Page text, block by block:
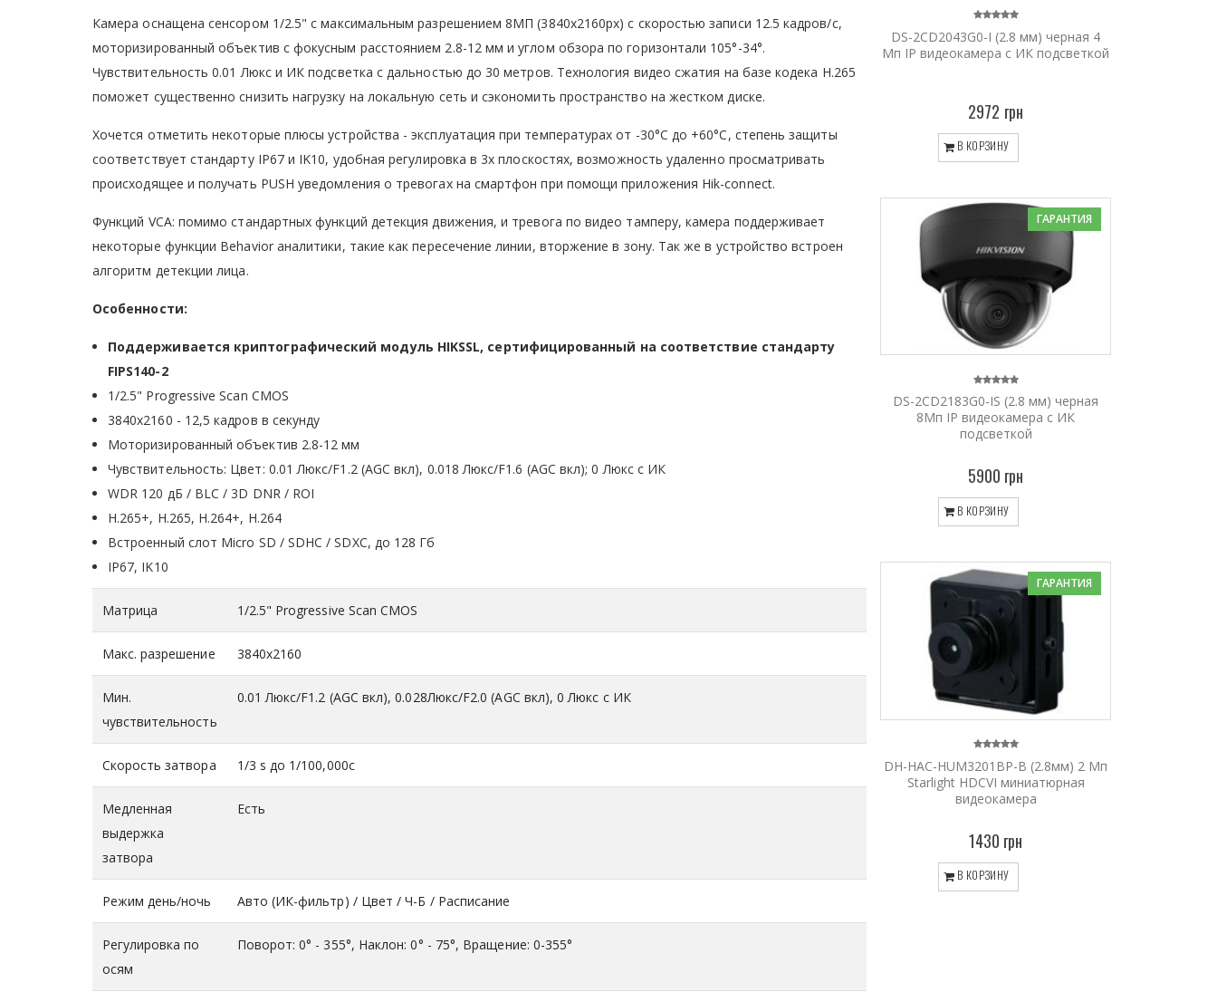
Камера оснащена сенсором 1/2.5" с максимальным разрешением 8МП (3840x2160px) с скоростью записи 12.5 кадров/с,
моторизированный объектив с фокусным расстоянием 2.8-12 мм и углом обзора по горизонтали 105°-34°.
Чувствительность 0.01 Люкс и ИК подсветка с дальностью до 30 метров. Технология видео сжатия на базе кодека Н.265
поможет существенно снизить нагрузку на локальную сеть и сэкономить пространство на жестком диске.
Хочется отметить некоторые плюсы устройства - эксплуатация при температурах от -30°C до +60°C, степень защиты
соответствует стандарту IP67 и IK10, удобная регулировка в 3х плоскостях, возможность удаленно просматривать
происходящее и получать PUSH уведомления о тревогах на смартфон при помощи приложения Hik-connect.
Функций VCA: помимо стандартных функций детекция движения, и тревога по видео тамперу, камера поддерживает
некоторые функции Behavior аналитики, такие как пересечение линии, вторжение в зону. Так же в устройство встроен
алгоритм детекции лица.
Особенности:
Поддерживается криптографический модуль HIKSSL, сертифицированный на соответствие стандарту
FIPS140-2
1/2.5" Progressive Scan CMOS
3840х2160 - 12,5 кадров в секунду
Моторизированный объектив 2.8-12 мм
Чувствительность: Цвет: 0.01 Люкс/F1.2 (AGC вкл), 0.018 Люкс/F1.6 (AGC вкл); 0 Люкс с ИК
WDR 120 дБ / BLC / 3D DNR / ROI
H.265+, H.265, H.264+, H.264
Встроенный слот Micro SD / SDHC / SDXC, до 128 Гб
IP67, IK10
Матрица 1/2.5" Progressive Scan CMOS
Макс. разрешение 3840х2160
Мин.
чувствительность
0.01 Люкс/F1.2 (AGC вкл), 0.028Люкс/F2.0 (AGC вкл), 0 Люкс с ИК
Скорость затвора 1/3 s до 1/100,000с
Медленная
выдержка
затвора
Есть
Режим день/ночь Авто (ИК-фильтр) / Цвет / Ч-Б / Расписание
Регулировка по
осям
Поворот: 0° - 355°, Наклон: 0° - 75°, Вращение: 0-355°
DS-2CD2043G0-I (2.8 мм) черная 4
Мп IP видеокамера с ИК подсветкой
2972 грн
В КОРЗИНУ
ГАРАНТИЯ
DS-2CD2183G0-IS (2.8 мм) черная
8Мп IP видеокамера с ИК
подсветкой
5900 грн
В КОРЗИНУ
ГАРАНТИЯ
DH-HAC-HUM3201BP-B (2.8мм) 2 Мп
Starlight HDCVI миниатюрная
видеокамера
1430 грн
В КОРЗИНУ